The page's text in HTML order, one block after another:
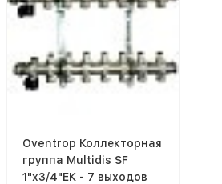
Oventrop Коллекторная
группа Multidis SF
1"x3/4"ЕК - 7 выходов